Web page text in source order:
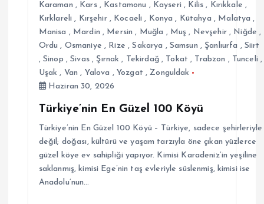
Karaman , Kars, Kastamonu , Kayseri , Kilis , Kırıkkale ,
Kırklareli , Kırşehir, Kocaeli , Konya , Kütahya , Malatya ,
Manisa , Mardin , Mersin , Muğla , Muş , Nevşehir, Niğde ,
Ordu , Osmaniye , Rize ,Sakarya , Samsun , Şanlıurfa , Siirt
,Sinop ,Sivas, Şırnak , Tekirdağ, Tokat , Trabzon , Tunceli ,
Uşak , Van , Yalova , Yozgat ,Zonguldak
Haziran 30, 2026
Türkiye’nin En Güzel 100 Köyü
Türkiye’nin En Güzel 100 Köyü – Türkiye, sadece şehirleriyle
değil; doğası, kültürü ve yaşam tarzıyla öne çıkan yüzlerce
güzel köye ev sahipliği yapıyor. Kimisi Karadeniz’in yeşiline
saklanmış, kimisi Ege’nin taş evleriyle süslenmiş, kimisi ise
Anadolu’nun…